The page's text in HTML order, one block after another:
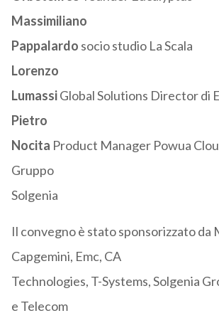
Massimiliano
Pappalardo socio studio La Scala
Lorenzo
LumassiGlobal Solutions Director di
Pietro
Nocita Product Manager Powua
Gruppo
Solgenia
Il convegno è stato sponsorizzato da
Capgemini, Emc, CA
Technologies, T-Systems, Solgenia
e Telecom